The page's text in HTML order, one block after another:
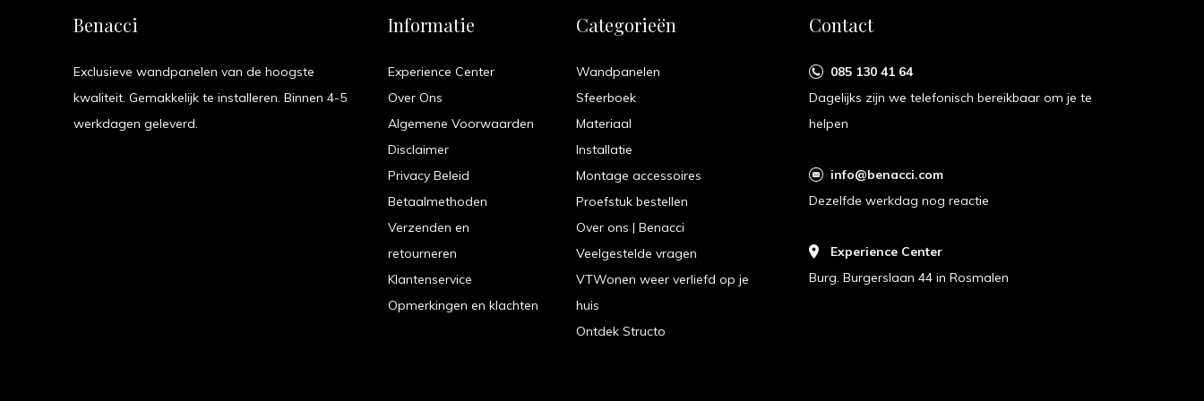
Benacci
Exclusieve wandpanelen van de hoogste
kwaliteit. Gemakkelijk te installeren. Binnen 4-5
werkdagen geleverd.
Informatie
Experience Center
Over Ons
Algemene Voorwaarden
Disclaimer
Privacy Beleid
Betaalmethoden
Verzenden en
retourneren
Klantenservice
Opmerkingen en klachten
Categorieën
Wandpanelen
Sfeerboek
Materiaal
Installatie
Montage accessoires
Proefstuk bestellen
Over ons | Benacci
Veelgestelde vragen
VTWonen weer verliefd op je
huis
Ontdek Structo
Contact
085 130 41 64
Dagelijks zijn we telefonisch bereikbaar om je te
helpen
info@benacci.com
Dezelfde werkdag nog reactie
Experience Center
Burg. Burgerslaan 44 in Rosmalen